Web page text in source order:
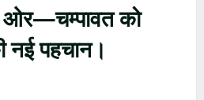
को
नई पहचान।